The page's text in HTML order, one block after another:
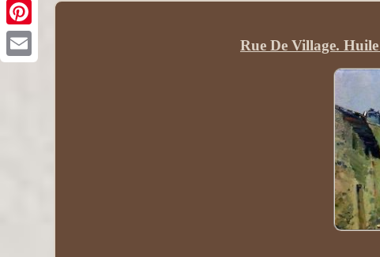
Rue De Village.